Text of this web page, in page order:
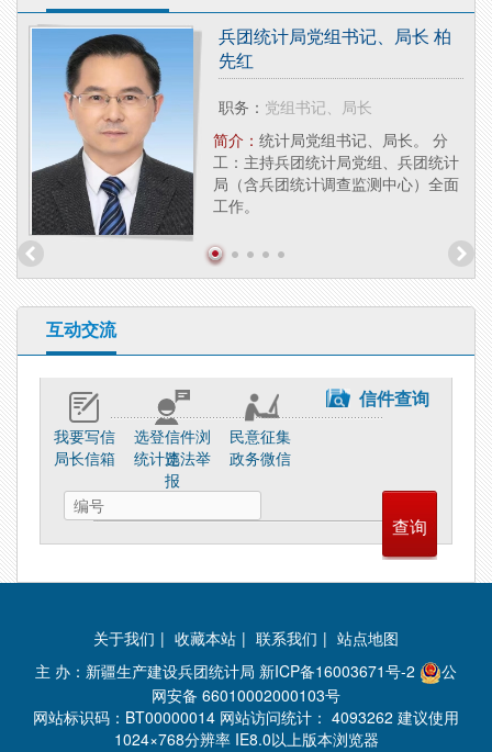
兵团统计局党组书记、局长 柏
先红
职务： 党组书记、局长
简介：统计局党组书记、局长。 分
工：主持兵团统计局党组、兵团统计
局（含兵团统计调查监测中心）全面
工作。
互动交流
我要写信
局长信箱
选登信件浏
览
统计违法举
报
民意征集
政务微信
信件查询
关于我们 | 收藏本站 | 联系我们 | 站点地图
主 办：新疆生产建设兵团统计局 新ICP备16003671号-2
公
网安备 66010002000103号
网站标识码：BT00000014 网站访问统计： 4093262 建议使用
1024×768分辨率 IE8.0以上版本浏览器